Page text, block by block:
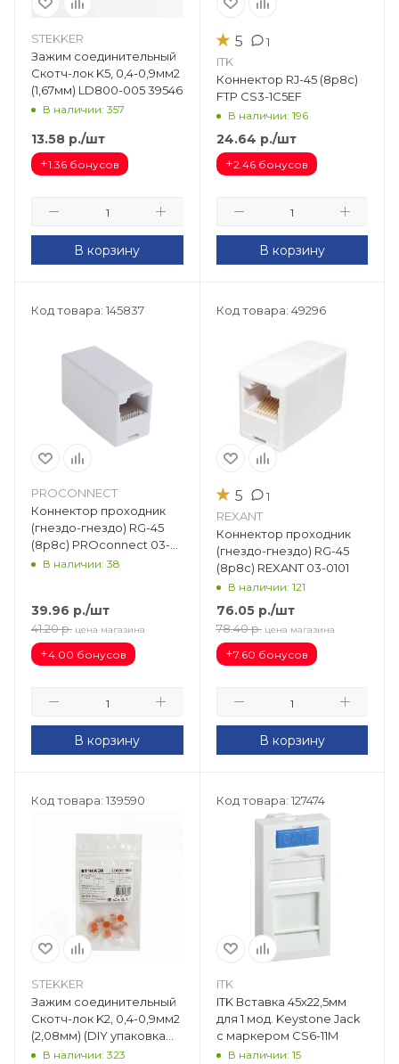
STEKKER
Зажим соединительный
Скотч-лок K5, 0,4-0,9мм2
(1,67мм) LD800-005 39546
В наличии: 357
13.58 р./шт
+1.36 бонусов
В корзину
★ 5 1
ITK
Коннектор RJ-45 (8p8c)
FTP CS3-1C5EF
В наличии: 196
24.64 р./шт
+2.46 бонусов
В корзину
Код товара: 145837
PROCONNECT
Коннектор проходник
(гнездо-гнездо) RG-45
(8p8c) PROconnect 03-
0101-4
В наличии: 38
39.96 р./шт
41.20 р. цена магазина
+4.00 бонусов
В корзину
Код товара: 49296
★ 5 1
REXANT
Коннектор проходник
(гнездо-гнездо) RG-45
(8p8c) REXANT 03-0101
В наличии: 121
76.05р./шт
78.40 р. цена магазина
+7.60 бонусов
В корзину
Код товара: 139590
STEKKER
Зажим соединительный
Скотч-лок K2, 0,4-0,9мм2
(2,08мм) (DIY упаковка
10шт) LD800-002 39549
В наличии: 323
Код товара: 127474
ITK
ITK Вставка 45х22,5мм
для 1 мод. Keystone Jack
с маркером CS6-11M
В наличии: 15